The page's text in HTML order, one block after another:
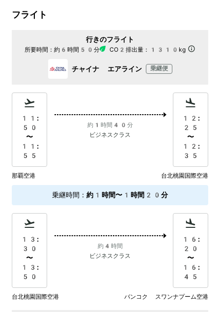
フライト
行きのフライト
所要時間： 約6時間50分 CO2排出量： 1310kg
チャイナ エアライン 乗継便
11:
50
〜
11:
55
約1時間40分
ビジネスクラス
12:
25
〜
12:
35
那覇空港 台北桃園国際空港
乗継時間 ： 約1時間〜1時間20分
13:
30
〜
13:
50
約4時間
ビジネスクラス
16:
20
〜
16:
45
台北桃園国際空港 バンコク スワンナプーム空港